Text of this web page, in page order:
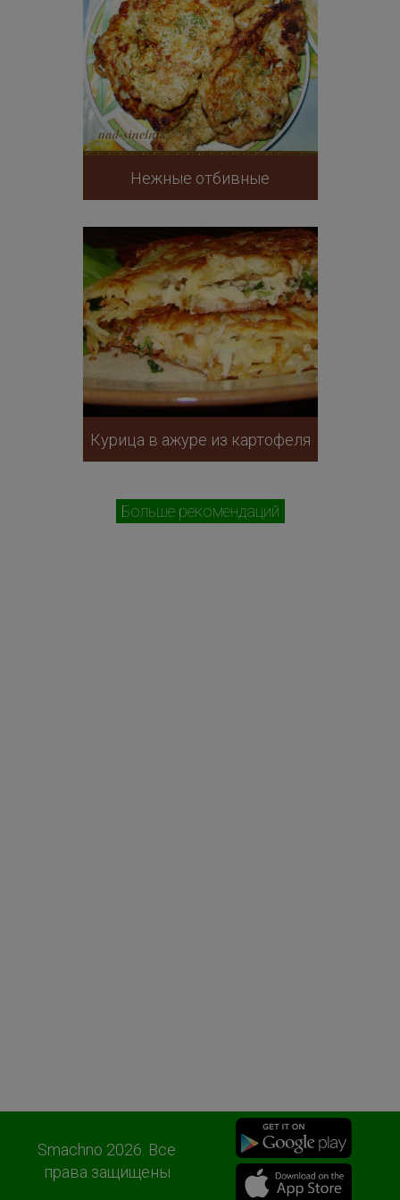
Нежные отбивные
Курица в ажуре из картофеля
Больше рекомендаций
Smachno 2026. Все
права защищены